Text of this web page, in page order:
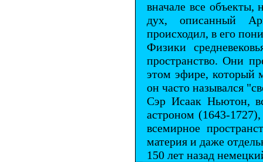
вначале все объекты,
дух, описанный
происходил, в его
Физики
пространство. Они
этом эфире, который
он часто назывался
Сэр Исаак Ньютон,
астроном (1643-
всемирное
материя и даже
150 лет назад